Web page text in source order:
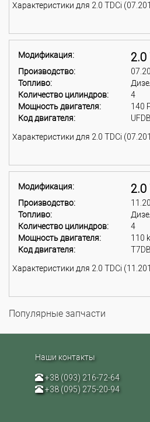
Характеристики для 2.0 TDCi
Модификация: 2.0
Производство:
Топливо:
Количество цилиндров:
4
Мощность двигателя:
140
Код двигателя:
UFDB
Характеристики для 2.0 TDCi
Модификация: 2.0
Производство:
Топливо:
Количество цилиндров:
4
Мощность двигателя:
110
Код двигателя:
T7DB
Характеристики для 2.0 TDCi
Популярные запчасти
Наши контакты
+38 (093) 216-72-64
+38 (095) 275-20-94